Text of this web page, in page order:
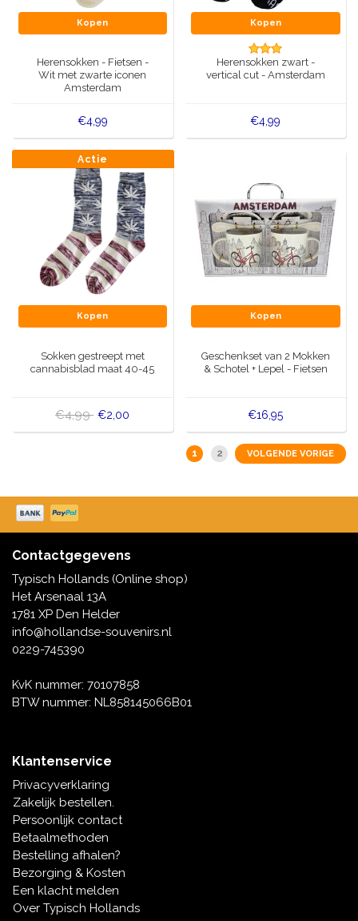
Kopen
Herensokken - Fietsen -
Wit met zwarte iconen
Amsterdam
€4,99
Kopen
Herensokken zwart -
vertical cut - Amsterdam
€4,99
Actie
Kopen
Sokken gestreept met
cannabisblad maat 40-45
€4,99 €2,00
Kopen
Geschenkset van 2 Mokken
& Schotel + Lepel - Fietsen
€16,95
1 2 VOLGENDE VORIGE
Contactgegevens
Typisch Hollands (Online shop)
Het Arsenaal 13A
1781 XP Den Helder
info@hollandse-souvenirs.nl
0229-745390
KvK nummer: 70107858
BTW nummer: NL858145066B01
Klantenservice
Privacyverklaring
Zakelijk bestellen.
Persoonlijk contact
Betaalmethoden
Bestelling afhalen?
Bezorging & Kosten
Een klacht melden
Over Typisch Hollands